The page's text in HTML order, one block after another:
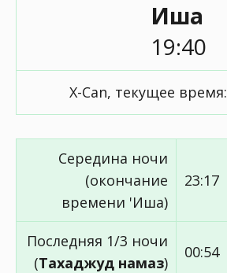
Иша
19:40
X-Can, текущее время:
Середина ночи
(окончание
времени 'Иша)
23:17
Последняя 1/3 ночи
(Тахаджуд намаз)
00:54